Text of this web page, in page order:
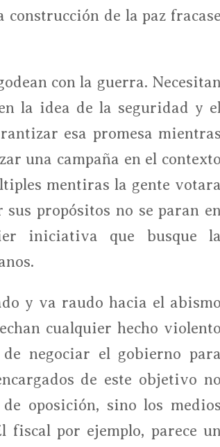
construcción de la paz fracase
con la guerra.
la idea de la seguridad y
esa promesa mientras
una campaña en el contexto
mentiras la gente votara
propósitos no se paran
iniciativa que busque la
y va raudo hacia el abismo
cualquier hecho violento
negociar el gobierno para
de este objetivo no
oposición, sino los medios
por ejemplo, parece